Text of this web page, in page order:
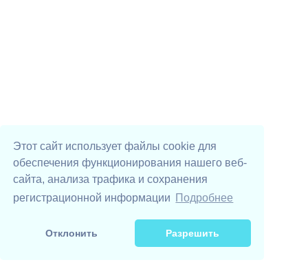
Этот сайт использует файлы cookie для
обеспечения функционирования нашего веб-
сайта, анализа трафика и сохранения
регистрационной информации
Подробнее
Отклонить Разрешить
Digital Volunteers UAhelp YouTube
UAhelp TikTok Телеграм-бот DSEE